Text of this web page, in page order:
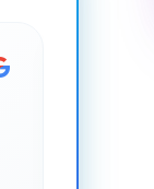
عالية